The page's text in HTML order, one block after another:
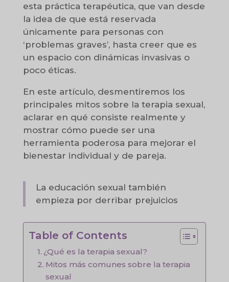
esta práctica terapéutica, que van desde
la idea de que está reservada
únicamente para personas con
‘problemas graves’, hasta creer que es
un espacio con dinámicas invasivas o
poco éticas.
En este artículo, desmentiremos los
principales mitos sobre la terapia sexual,
aclarar en qué consiste realmente y
mostrar cómo puede ser una
herramienta poderosa para mejorar el
bienestar individual y de pareja.
La educación sexual también
empieza por derribar prejuicios
Table of Contents
¿Qué es la terapia sexual?
Mitos más comunes sobre la terapia
sexual